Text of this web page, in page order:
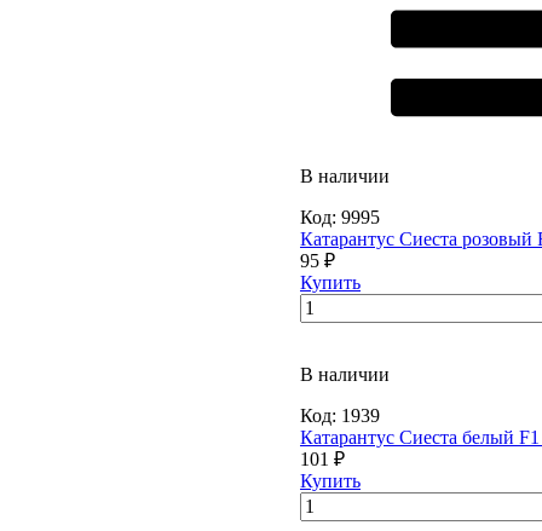
В наличии
Код: 9995
Катарантус Сиеста
95 ₽
Купить
В наличии
Код: 1939
Катарантус Сиеста белый
101 ₽
Купить